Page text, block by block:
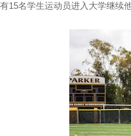
有15名学生运动员进入大学继续